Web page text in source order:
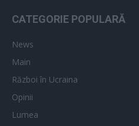
CATEGORIE POPULARĂ
News
Main
Război în Ucraina
Opinii
Lumea